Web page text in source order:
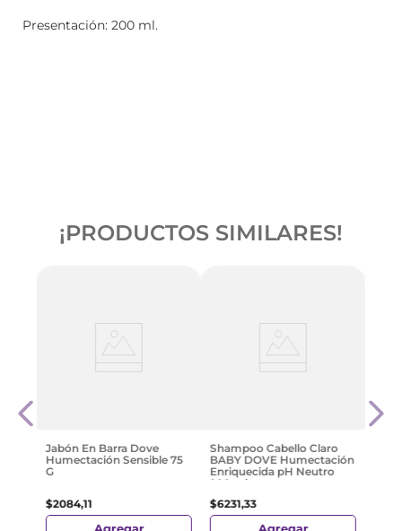
Presentación: 200 ml.
¡PRODUCTOS SIMILARES!
Jabón En Barra Dove
Humectación Sensible 75
G
$2084,11
Shampoo Cabello Claro
BABY DOVE Humectación
Enriquecida pH Neutro
200 ml
$6231,33